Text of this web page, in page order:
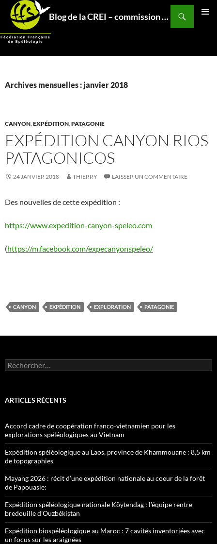
Aller
contenu
Blog de la CREI – commission relations et expéditions internationales – Fédération Française de Spéléo
Recherche
Archives mensuelles : janvier 2018
CANYON,EXPÉDITION,PATAGONIE
EXPÉDITION CANYON RIOS
PATAGONICOS
24 JANVIER 2018 THIERRY LAISSER UN COMMENTAIRE
Des nouvelles de cette expédition :
https://www.expedition-canyon-speleo.com
(https://m.facebook.com/expecanyonspeleo/
CANYON EXPÉDITION EXPLORATION PATAGONIE
Rechercher :
ARTICLES RÉCENTS
Accord cadre de coopération franco-vietnamien pour les
explorations spéléologiques au Vietnam
Expédition spéléologique au Laos, province de Khammouane : 8,5 km
de topographies
Mayang 2026 : récit d’une expédition nationale au coeur de la forêt
de Papouasie:
Expédition spéléologique nationale Köytendag : l’équipe rentre
bredouille d’Ouzbékistan
Expédition biospéléologique au Maroc : 7 cavités inventoriées avec
un focus sur les araignées